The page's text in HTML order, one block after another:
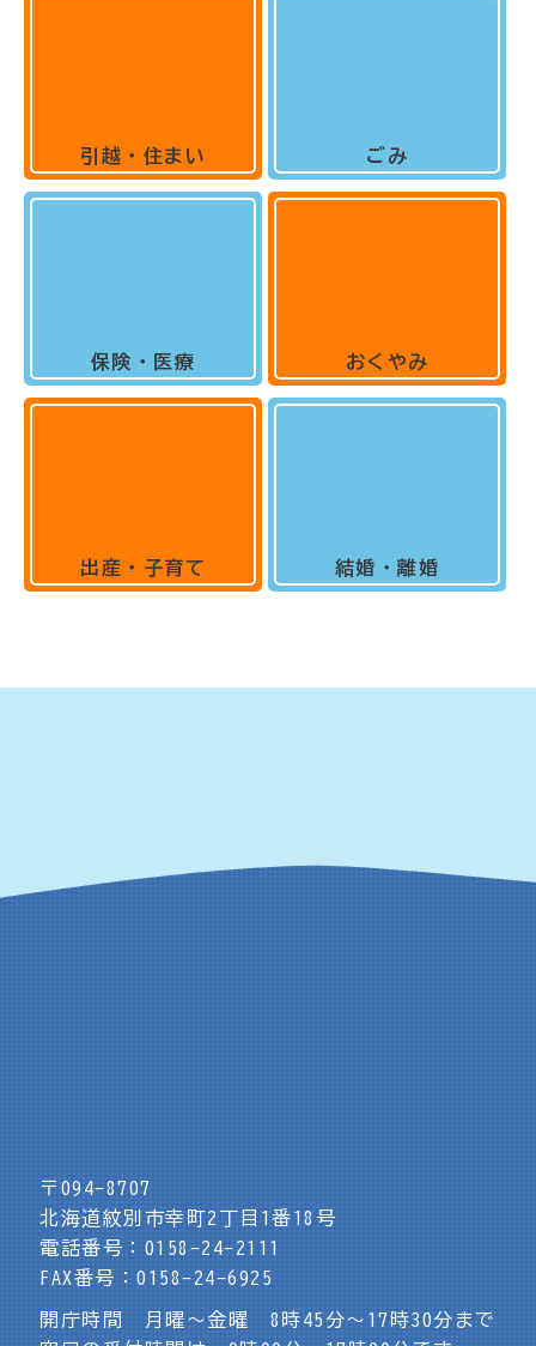
引越・住まい
保険・医療
出産・子育て
ごみ
おくやみ
結婚・離婚
〒094-8707
北海道紋別市幸町2丁目1番18号
電話番号：0158-24-2111
FAX番号：0158-24-6925
開庁時間 月曜～金曜 8時45分～17時30分まで